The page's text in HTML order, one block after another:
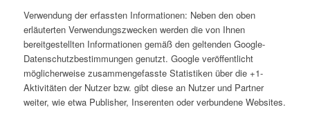
Verwendung der erfassten Informationen: Neben den oben
erläuterten Verwendungszwecken werden die von Ihnen
bereitgestellten Informationen gemäß den geltenden Google-
Datenschutzbestimmungen genutzt. Google veröffentlicht
möglicherweise zusammengefasste Statistiken über die +1-
Aktivitäten der Nutzer bzw. gibt diese an Nutzer und Partner
weiter, wie etwa Publisher, Inserenten oder verbundene Websites.